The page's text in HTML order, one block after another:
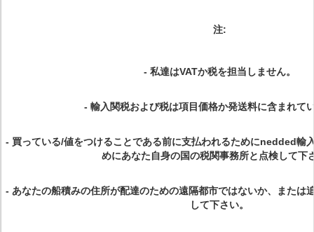
注:
- 私達はVATか税を担当しません。
- 輸入関税および税は項目価格か発送料に含まれて
- 買っている/値をつけることである前に支払われるためにnedded輸
めにあなた自身の国の税関事務所と点検して下
- あなたの船積みの住所が配達のための遠隔都市ではないか、または
して下さい。